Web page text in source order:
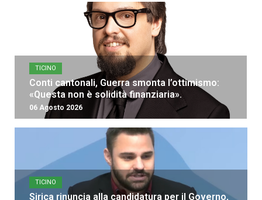
TICINO
Conti cantonali, Guerra smonta l’ottimismo:
«Questa non è solidità finanziaria».
06 Agosto 2026
TICINO
Sirica rinuncia alla candidatura per il Governo,